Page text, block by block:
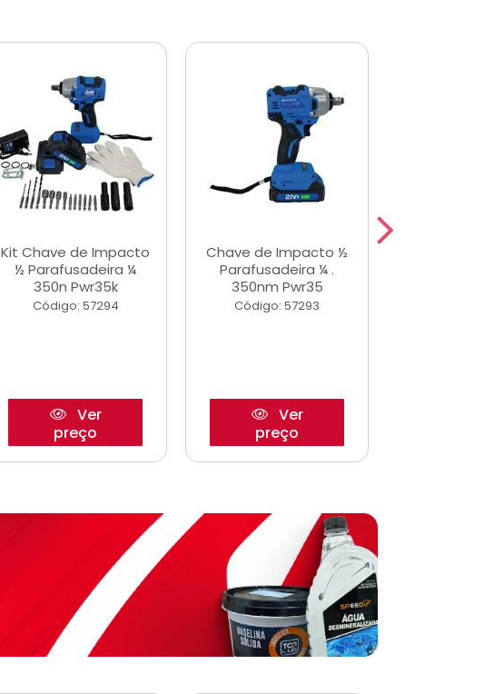
Kit Chave de Impacto
½ Parafusadeira ¼
350n Pwr35k
Código: 57294
Ver
preço
Chave de Impacto ½
Parafusadeira ¼ .
350nm Pwr35
Código: 57293
Ver
preço